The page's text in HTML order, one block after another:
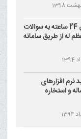
پاسخگویی 24 ساعته به سوالات
له از طریق سامانه
افزارهای
و استخاره